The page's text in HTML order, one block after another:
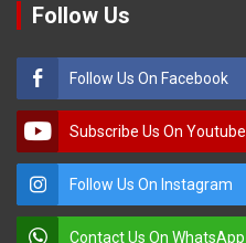
Follow Us
Follow Us On Facebook
Subscribe Us On Youtube
Follow Us On Instagram
Contact Us On WhatsApp